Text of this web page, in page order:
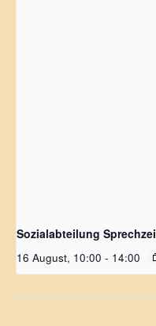
Sozialabteilung
16 August, 10:00 - 14:00